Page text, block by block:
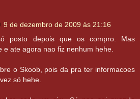
9 de dezembro de 2009 às 21:16
posto depois que os compro. Mas
e ate agora nao fiz nenhum hehe.
o Skoob, pois da pra ter informacoes
só hehe.